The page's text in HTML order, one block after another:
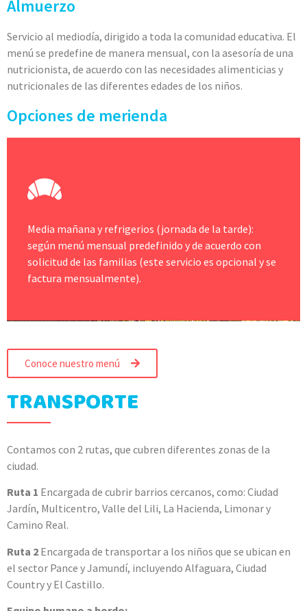
Almuerzo
Servicio al mediodía, dirigido a toda la comunidad educativa. El
menú se predefine de manera mensual, con la asesoría de una
nutricionista, de acuerdo con las necesidades alimenticias y
nutricionales de las diferentes edades de los niños.
Opciones de merienda
Media mañana y refrigerios (jornada de la tarde):
según menú mensual predefinido y de acuerdo con
solicitud de las familias (este servicio es opcional y se
factura mensualmente).
Conoce nuestro menú
TRANSPORTE
Contamos con 2 rutas, que cubren diferentes zonas de la
ciudad.
Ruta 1 Encargada de cubrir barrios cercanos, como: Ciudad
Jardín, Multicentro, Valle del Lili, La Hacienda, Limonar y
Camino Real.
Ruta 2 Encargada de transportar a los niños que se ubican en
el sector Pance y Jamundí, incluyendo Alfaguara, Ciudad
Country y El Castillo.